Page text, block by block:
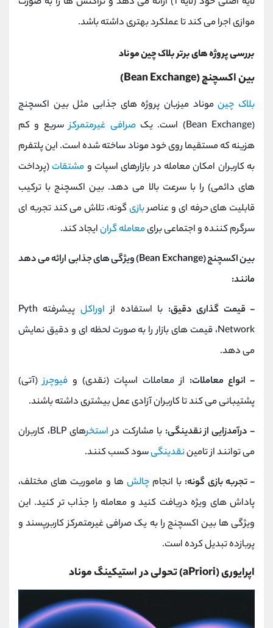
موازی اجرا می‌ کند تا عملکرد بهتری داشته باشد.
بررسی پروژه های برتر بلاک چین موناد
بین اکسچنچ (Bean Exchange)
بلاک چینموناد میزبان پروژه ‌های جذابی مثل بین اکسچنج
(Bean Exchange) است. یک
صرافی غیرمتمرکزسریع و کم
هزینه که مستقیما روی خود موناد ساخته شده است. این پلتفرم
به کاربران امکان معامله در بازارهای اسپات و مشتقات (پرداخت‌
های دائمی) را با سرعت بالا می‌ دهد. بین اکسچنج با ترکیب
قابلیت ‌های حرفه ‌ای و عناصربازی‌گونه، تلاش می‌ کند تجربه ‌ای
سرگرم کننده و اجتماعی برایمعامله ‌گرانایجاد کند.
بین اکسچنج (Bean Exchange) ویژگی ‌های جذابی ارائه می ‌دهد
مانند:
- قیمت ‌گذاری دقیق: با استفاده از اوراکل
پیشرفته Pyth
Network، قیمت ‌های بازار را به ‌صورت لحظه ‌ای و دقیق نمایش
می‌ دهد.
- انواع معاملات: از معاملات اسپات (نقدی) و فیوچرز(آتی)
پشتیبانی می‌ کند تا کاربران آزادی عمل بیشتری داشته باشند.
- درآمدزایی از نقدینگی: با مشارکت دراستخر
های BLP، کاربران
می ‌توانند از تامیننقدینگیسود کسب کنند.
- تجربه بازی‌ گونه: با انجامچالش ‌ها و ماموریت ‌های مختلف،
پاداش ‌های ویژه دریافت کنید و معامله را جذاب ‌تر کنید. این
ویژگی ‌ها بین اکسچنج را به یک صرافی غیرمتمرکز کاربرپسند و
پربازده تبدیل کرده است.
اپرایوری (aPriori) تحولی در استیکینگ موناد